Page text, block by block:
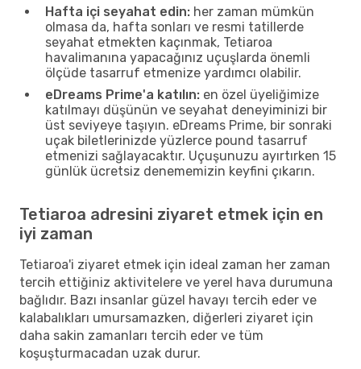
Hafta içi seyahat edin: her zaman mümkün
olmasa da, hafta sonları ve resmi tatillerde
seyahat etmekten kaçınmak, Tetiaroa
havalimanına yapacağınız uçuşlarda önemli
ölçüde tasarruf etmenize yardımcı olabilir.
eDreams Prime'a katılın: en özel üyeliğimize
katılmayı düşünün ve seyahat deneyiminizi bir
üst seviyeye taşıyın. eDreams Prime, bir sonraki
uçak biletlerinizde yüzlerce pound tasarruf
etmenizi sağlayacaktır. Uçuşunuzu ayırtırken 15
günlük ücretsiz denememizin keyfini çıkarın.
Tetiaroa adresini ziyaret etmek için en
iyi zaman
Tetiaroa'i ziyaret etmek için ideal zaman her zaman
tercih ettiğiniz aktivitelere ve yerel hava durumuna
bağlıdır. Bazı insanlar güzel havayı tercih eder ve
kalabalıkları umursamazken, diğerleri ziyaret için
daha sakin zamanları tercih eder ve tüm
koşuşturmacadan uzak durur.